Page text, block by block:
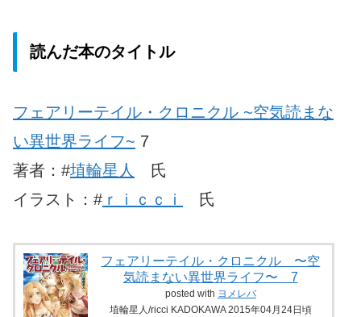
読んだ本のタイトル
フェアリーテイル・クロニクル ~空気読まな
い異世界ライフ~ 7
著者：#埴輪星人
氏
イラスト：# ｒｉｃｃｉ 氏
フェアリーテイル・クロニクル 〜空
気読まない異世界ライフ〜 7
posted with ヨメレバ
埴輪星人/ricci KADOKAWA 2015年04月24日頃